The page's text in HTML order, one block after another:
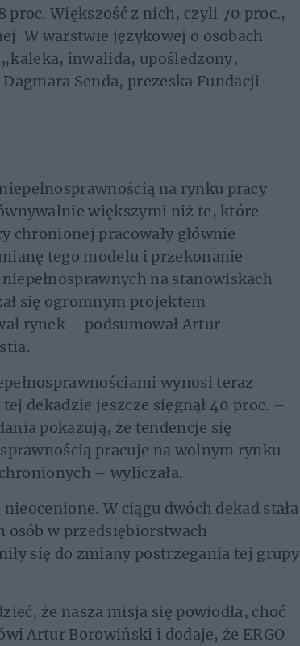
proc. Większość z nich, czyli 70 proc.,
W warstwie językowej o osobach
inwalida, upośledzony,
Senda, prezeska Fundacji
na rynku pracy
większymi niż te, które
chronionej pracowały głównie
tego modelu i przekonanie
na stanowiskach
się ogromnym projektem
rynek – podsumował Artur
wynosi teraz
dekadzie jeszcze sięgnął 40 proc. –
pokazują, że tendencje się
pracuje na wolnym rynku
– wyliczała.
W ciągu dwóch dekad stała
w przedsiębiorstwach
się do zmiany postrzegania tej grupy
że nasza misja się powiodła, choć
Artur Borowiński i dodaje, że ERGO